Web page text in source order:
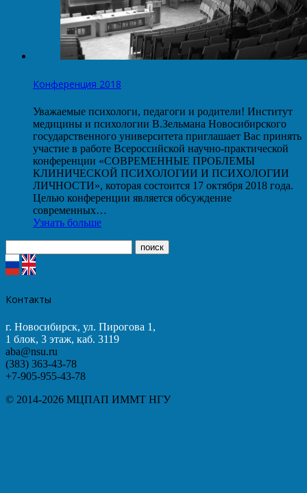
Конференция 2018
Уважаемые психологи, педагоги и родители! Институт
медицины и психологии В.Зельмана Новосибирского
государственного университета приглашает Вас принять
участие в работе Всероссийской научно-практической
конференции «СОВРЕМЕННЫЕ ПРОБЛЕМЫ
КЛИНИЧЕСКОЙ ПСИХОЛОГИИ И ПСИХОЛОГИИ
ЛИЧНОСТИ», которая состоится 17 октября 2018 года.
Целью конференции является обсуждение
современных…
Узнать больше
Контакты
г. Новосибирск, ул. Пирогова 1,
1 блок, 3 этаж, каб. 3119
aba@nsu.ru
(383) 363-43-78
+7-905-955-43-78
© 2014-2026 МЦПАП ИММТ НГУ